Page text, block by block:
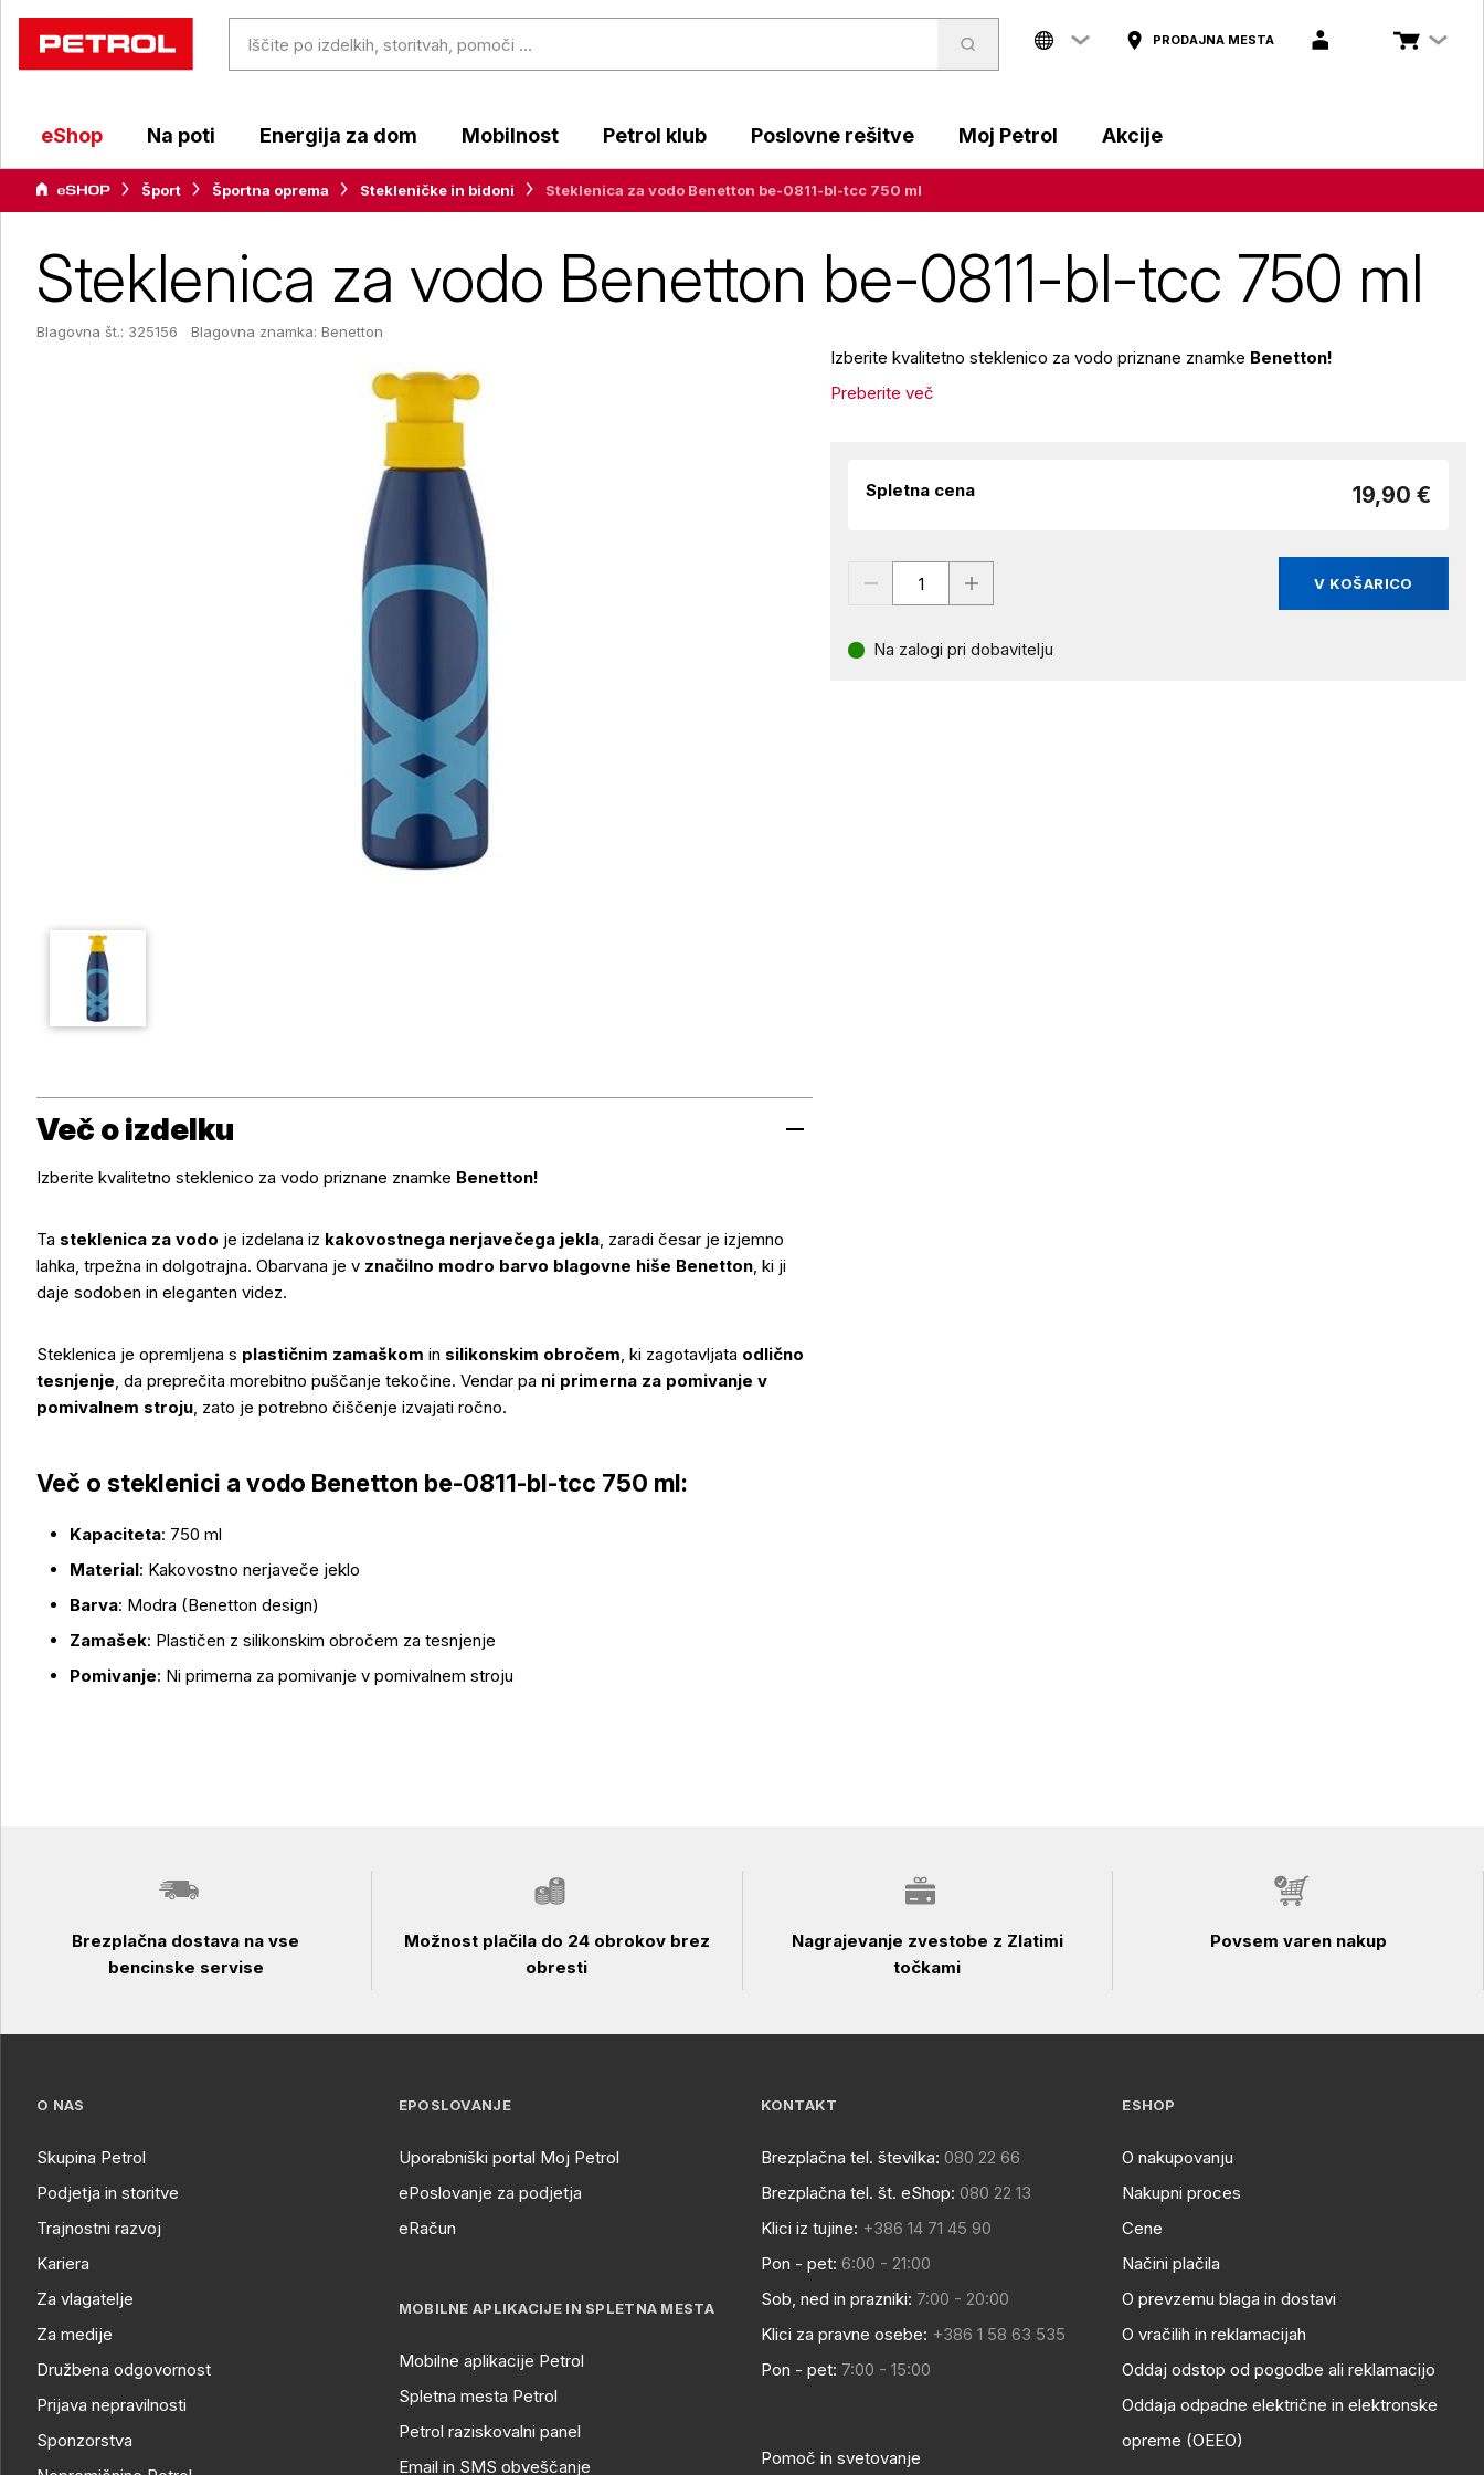
PRODAJNA MESTA
eShop Na poti Energija za dom Mobilnost Petrol klub Poslovne rešitve Moj Petrol Akcije
Šport Športna oprema Stekleničke in bidoni Steklenica za vodo Benetton be-0811-bl-tcc 750 ml
Steklenica za vodo Benetton be-0811-bl-tcc 750 ml
Blagovna št.: 325156 Blagovna znamka: Benetton
Izberite kvalitetno steklenico za vodo priznane znamke Benetton!
Preberite več
Spletna cena 19,90 €
V KOŠARICO
Na zalogi pri dobavitelju
Več o izdelku
Izberite kvalitetno steklenico za vodo priznane znamke Benetton!
Ta steklenica za vodo je izdelana iz kakovostnega nerjavečega jekla, zaradi česar je izjemno
lahka, trpežna in dolgotrajna. Obarvana je v značilno modro barvo blagovne hiše Benetton, ki ji
daje sodoben in eleganten videz.
Steklenica je opremljena s plastičnim zamaškom in silikonskim obročem, ki zagotavljata odlično
tesnjenje, da preprečita morebitno puščanje tekočine. Vendar pa ni primerna za pomivanje v
pomivalnem stroju, zato je potrebno čiščenje izvajati ročno.
Več o steklenici a vodo Benetton be-0811-bl-tcc 750 ml:
Kapaciteta: 750 ml
Material: Kakovostno nerjaveče jeklo
Barva: Modra (Benetton design)
Zamašek: Plastičen z silikonskim obročem za tesnjenje
Pomivanje: Ni primerna za pomivanje v pomivalnem stroju
Brezplačna dostava na vse
bencinske servise
Možnost plačila do 24 obrokov brez
obresti
Nagrajevanje zvestobe z Zlatimi
točkami
Povsem varen nakup
O NAS
Skupina Petrol
Podjetja in storitve
Trajnostni razvoj
Kariera
Za vlagatelje
Za medije
Družbena odgovornost
Prijava nepravilnosti
Sponzorstva
EPOSLOVANJE
Uporabniški portal Moj Petrol
ePoslovanje za podjetja
eRačun
MOBILNE APLIKACIJE IN SPLETNA MESTA
Mobilne aplikacije Petrol
Spletna mesta Petrol
Petrol raziskovalni panel
Email in SMS obveščanje
KONTAKT
Brezplačna tel. številka: 080 22 66
Brezplačna tel. št. eShop: 080 22 13
Klici iz tujine: +386 14 71 45 90
Pon - pet: 6:00 - 21:00
Sob, ned in prazniki: 7:00 - 20:00
Klici za pravne osebe: +386 1 58 63 535
Pon - pet: 7:00 - 15:00
Pomoč in svetovanje
ESHOP
O nakupovanju
Nakupni proces
Cene
Načini plačila
O prevzemu blaga in dostavi
O vračilih in reklamacijah
Oddaj odstop od pogodbe ali reklamacijo
Oddaja odpadne električne in elektronske
opreme (OEEO)